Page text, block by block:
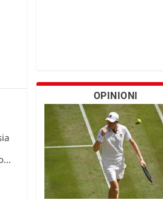
OPINIONI